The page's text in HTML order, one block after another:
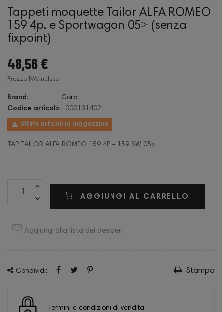
Tappeti moquette Tailor ALFA ROMEO
159 4p. e Sportwagon 05˃ (senza
fixpoint)
48,56 €
Prezzo IVA Inclusa
Brand:
Cora
Codice articolo:
000131402
 Ultimi articoli in magazzino
TAP TAILOR ALFA ROMEO 159 4P - 159 SW 05>
AGGIUNGI AL CARRELLO
Aggiungi alla lista dei desideri
Condividi: Stampa
Termini e condizioni di vendita